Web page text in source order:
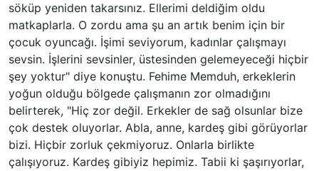
söküp yeniden takarsınız. Ellerimi deldiğim oldu
matkaplarla. O zordu ama şu an artık benim için bir
çocuk oyuncağı. İşimi seviyorum, kadınlar çalışmayı
sevsin. İşlerini sevsinler, üstesinden gelemeyeceği hiçbir
şey yoktur" diye konuştu. Fehime Memduh, erkeklerin
yoğun olduğu bölgede çalışmanın zor olmadığını
belirterek, "Hiç zor değil. Erkekler de sağ olsunlar bize
çok destek oluyorlar. Abla, anne, kardeş gibi görüyorlar
bizi. Hiçbir zorluk çekmiyoruz. Onlarla birlikte
çalışıyoruz. Kardeş gibiyiz hepimiz. Tabii ki şaşırıyorlar,